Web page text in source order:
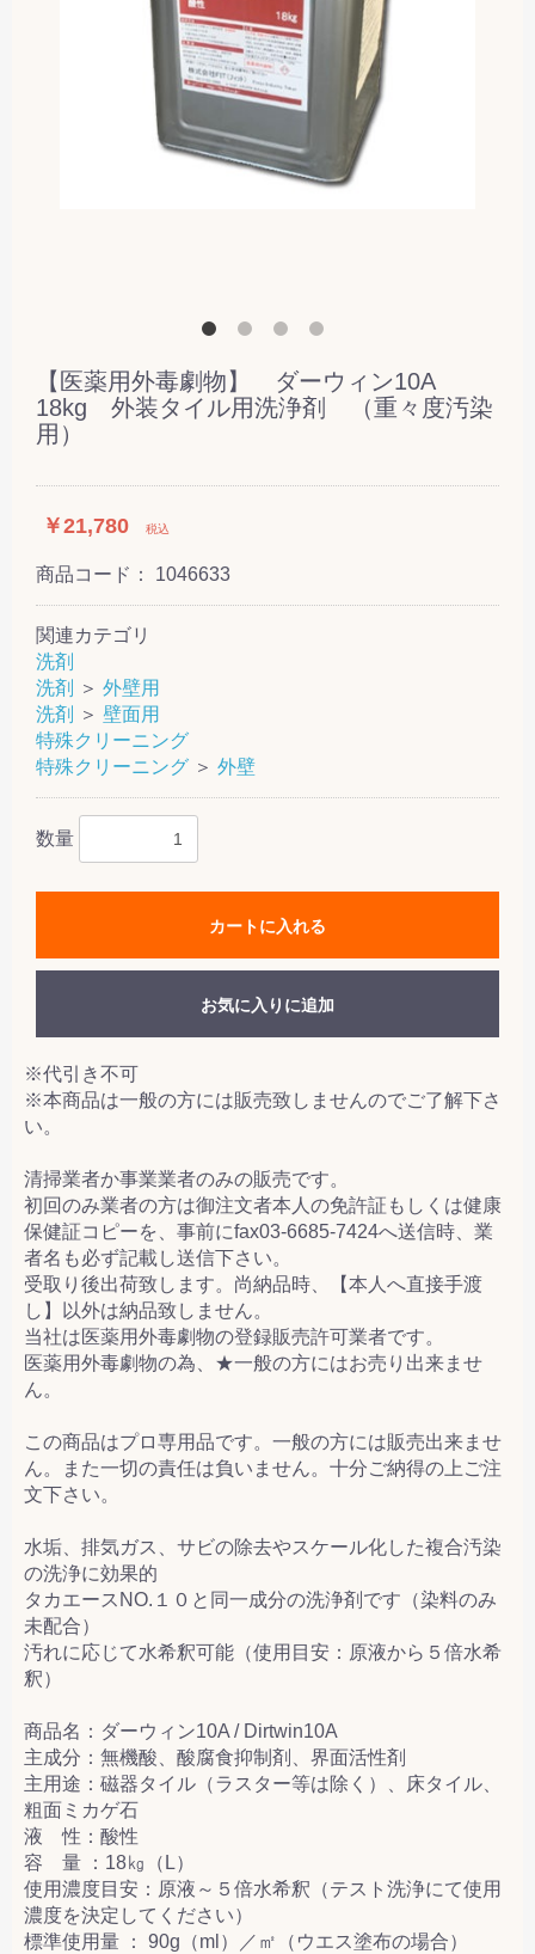
【医薬用外毒劇物】 ダーウィン10A
18kg 外装タイル用洗浄剤 （重々度汚染
用）
￥21,780 税込
商品コード： 1046633
関連カテゴリ
洗剤
洗剤
＞ 外壁用
洗剤
＞ 壁面用
特殊クリーニング
特殊クリーニング ＞ 外壁
数量
カートに入れる
お気に入りに追加
※代引き不可
※本商品は一般の方には販売致しませんのでご了解下さ
い。
清掃業者か事業業者のみの販売です。
初回のみ業者の方は御注文者本人の免許証もしくは健康
保健証コピーを、事前にfax03-6685-7424へ送信時、業
者名も必ず記載し送信下さい。
受取り後出荷致します。尚納品時、【本人へ直接手渡
し】以外は納品致しません。
当社は医薬用外毒劇物の登録販売許可業者です。
医薬用外毒劇物の為、★一般の方にはお売り出来ませ
ん。
この商品はプロ専用品です。一般の方には販売出来ませ
ん。また一切の責任は負いません。十分ご納得の上ご注
文下さい。
水垢、排気ガス、サビの除去やスケール化した複合汚染
の洗浄に効果的
タカエースNO.１０と同一成分の洗浄剤です（染料のみ
未配合）
汚れに応じて水希釈可能（使用目安：原液から５倍水希
釈）
商品名：ダーウィン10A / Dirtwin10A
主成分：無機酸、酸腐食抑制剤、界面活性剤
主用途：磁器タイル（ラスター等は除く）、床タイル、
粗面ミカゲ石
液 性：酸性
容 量 ：18㎏（L）
使用濃度目安：原液～５倍水希釈（テスト洗浄にて使用
濃度を決定してください）
標準使用量 ： 90g（ml）／㎡（ウエス塗布の場合）